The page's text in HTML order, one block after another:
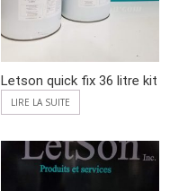
Letson quick fix 36 litre kit
LIRE LA SUITE